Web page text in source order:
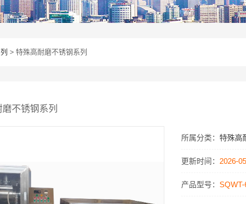
> 特殊高耐磨不锈钢系列
不锈钢系列
所属分类：特殊高
更新时间： 2026-
产品型号： SQWT-